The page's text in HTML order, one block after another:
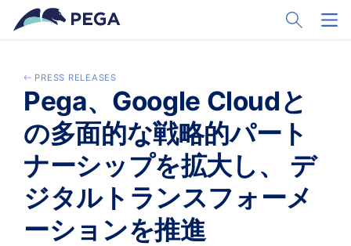
Passer directement au contenu principal
Toggle
PRESS RELEASES
Pega、Google Cloudと
の多面的な戦略的パート
ナーシップを拡大し、 デ
ジタルトランスフォーメ
ーションを推進